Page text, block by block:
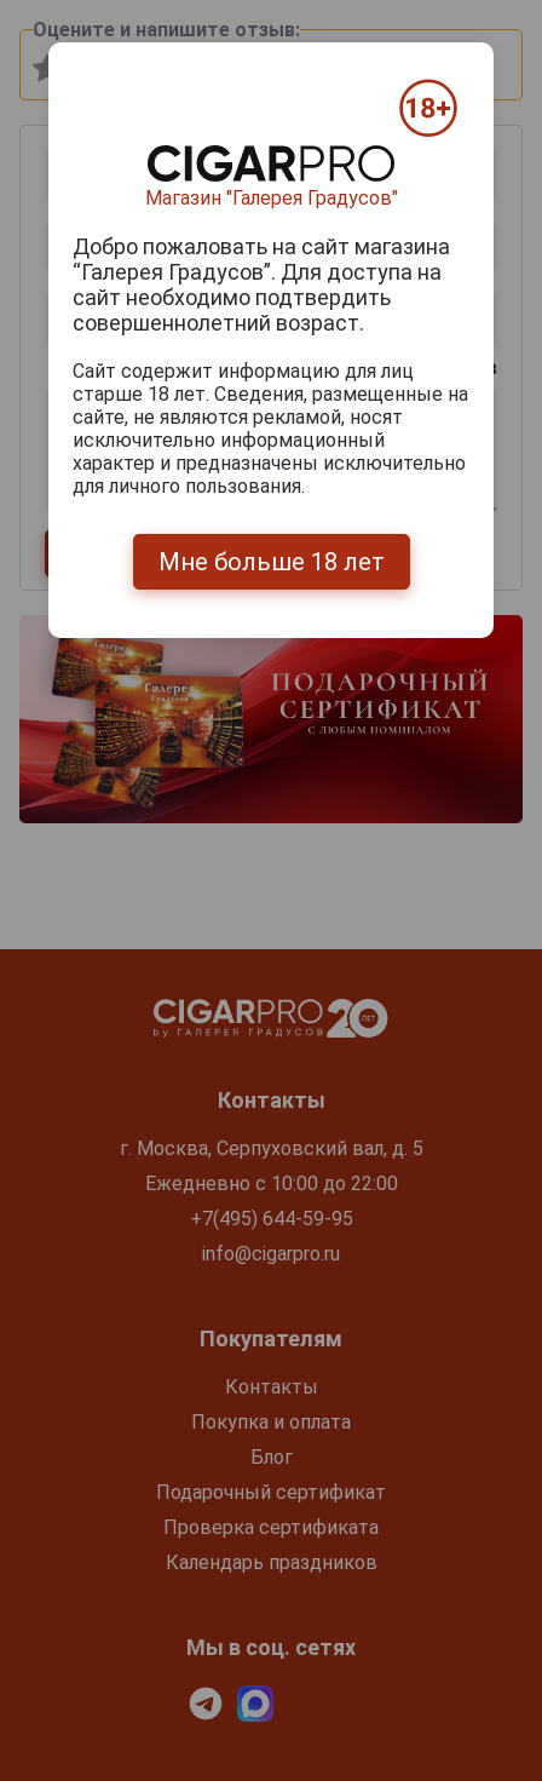
Оцените и напишите отзыв:
0из 2000 знаков
Контакты
г. Москва, Серпуховский вал, д. 5
Ежедневно с 10:00 до 22:00
+7(495) 644-59-95
info@cigarpro.ru
Покупателям
Контакты
Покупка и оплата
Блог
Подарочный сертификат
Проверка сертификата
Календарь праздников
Мы в соц. сетях
Магазин "Галерея Градусов"
Добро пожаловать на сайт магазина
“Галерея Градусов”. Для доступа на
сайт необходимо подтвердить
совершеннолетний возраст.
Сайт содержит информацию для лиц
старше 18 лет. Сведения, размещенные на
сайте, не являются рекламой, носят
исключительно информационный
характер и предназначены исключительно
для личного пользования.
Мне больше 18 лет